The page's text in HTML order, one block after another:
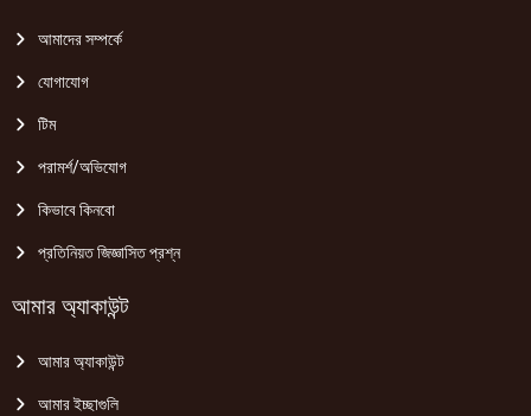
আমাদের সম্পর্কে
যোগাযোগ
টিম
পরামর্শ/অভিযোগ
কিভাবে কিনবো
প্রতিনিয়ত জিজ্ঞাসিত প্রশ্ন
আমার অ্যাকাউন্ট
আমার অ্যাকাউন্ট
আমার ইচ্ছাগুলি